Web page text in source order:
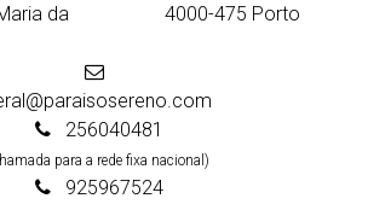
da
4000-475 Porto
256040481
para a rede fixa nacional)
925967524